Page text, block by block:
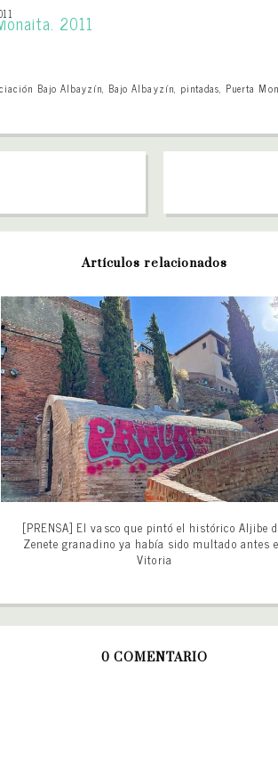
Bajo Albayzín, Bajo Albayzín, pintadas, Puerta
Artículos relacionados
[PRENSA] El vasco que pintó el histórico Aljibe
Zenete granadino ya había sido multado antes
Vitoria
0 COMENTARIO